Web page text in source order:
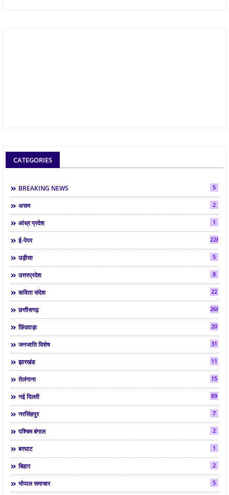
CATEGORIES
BREAKING NEWS 5
असम 2
आंध्र प्रदेश 1
ई-पेपर 2286
उड़ीसा 5
उत्तरप्रदेश 8
कविता संदेश 22
छत्तीसगढ़ 268
छिंदवाड़ा 20
जनजाति विशेष 31
झारखंड 11
तेलंगाना 15
नई दिल्ली 89
नरसिंहपुर 7
पश्चिम बंगाल 2
बरघाट 1
बिहार 2
भोपाल समाचार 5